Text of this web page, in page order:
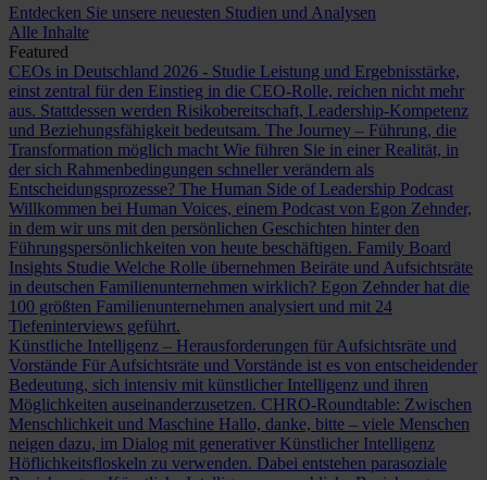
Entdecken Sie unsere neuesten Studien und Analysen
Alle Inhalte
Featured
CEOs in Deutschland 2026 - Studie Leistung und Ergebnisstärke,
einst zentral für den Einstieg in die CEO-Rolle, reichen nicht mehr
aus. Stattdessen werden Risikobereitschaft, Leadership-Kompetenz
und Beziehungsfähigkeit bedeutsam. The Journey – Führung, die
Transformation möglich macht Wie führen Sie in einer Realität, in
der sich Rahmenbedingungen schneller verändern als
Entscheidungsprozesse? The Human Side of Leadership Podcast
Willkommen bei Human Voices, einem Podcast von Egon Zehnder,
in dem wir uns mit den persönlichen Geschichten hinter den
Führungspersönlichkeiten von heute beschäftigen. Family Board
Insights Studie Welche Rolle übernehmen Beiräte und Aufsichtsräte
in deutschen Familienunternehmen wirklich? Egon Zehnder hat die
100 größten Familienunternehmen analysiert und mit 24
Tiefeninterviews geführt.
Künstliche Intelligenz – Herausforderungen für Aufsichtsräte und
Vorstände Für Aufsichtsräte und Vorstände ist es von entscheidender
Bedeutung, sich intensiv mit künstlicher Intelligenz und ihren
Möglichkeiten auseinanderzusetzen. CHRO-Roundtable: Zwischen
Menschlichkeit und Maschine Hallo, danke, bitte – viele Menschen
neigen dazu, im Dialog mit generativer Künstlicher Intelligenz
Höflichkeitsfloskeln zu verwenden. Dabei entstehen parasoziale